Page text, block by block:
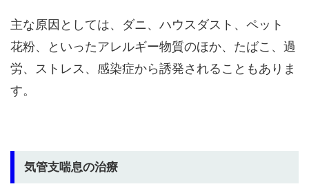
主な原因としては、ダニ、ハウスダスト、ペット
花粉、といったアレルギー物質のほか、たばこ、過
労、ストレス、感染症から誘発されることもありま
す。
気管支喘息の治療